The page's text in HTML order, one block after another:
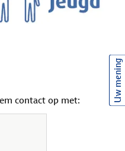
contact op met: Uw mening